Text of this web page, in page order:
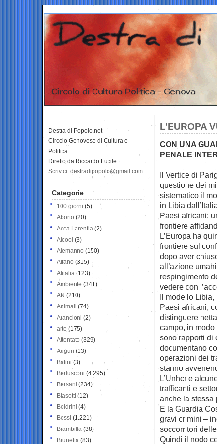
L’EUROPA
CON UNA
PENALE
Il Vertice di
questione dei
sistematico il
in Libia
Paesi africani:
frontiere
L’Europa ha
frontiere sul
dopo aver
all’azione
respingimento
vedere con
Il modello
Paesi africani,
distinguere
campo, in
sono rapporti di
documentano
operazioni dei
stanno
L’Unhcr e
trafficanti e
anche la stessa
E la Guardia
gravi crimini –
soccorritori
Quindi il nodo
Destra di Popolo.net
Circolo Genovese di Cultura e
Politica
Diretto da Riccardo Fucile
Scrivici: destradipopolo@gmail.com
Categorie
100 giorni (5)
Aborto (20)
Acca Larentia (2)
Alcool (3)
Alemanno (150)
Alfano (315)
Alitalia (123)
Ambiente (341)
AN (210)
Animali (74)
Arancioni (2)
arte (175)
Attentato (329)
Auguri (13)
Batini (3)
Berlusconi (4.295)
Bersani (234)
Biasotti (12)
Boldrini (4)
Bossi (1.221)
Brambilla (38)
Brunetta (83)